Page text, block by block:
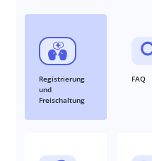
Registrierung
und
Freischaltung
FAQ